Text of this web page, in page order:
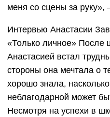
меня со сцены за руку»,
Интервью Анастасии
«Только личное» После
Анастасией встал
стороны она мечтала о
хорошо знала,
неблагодарной может
Несмотря на успехи в